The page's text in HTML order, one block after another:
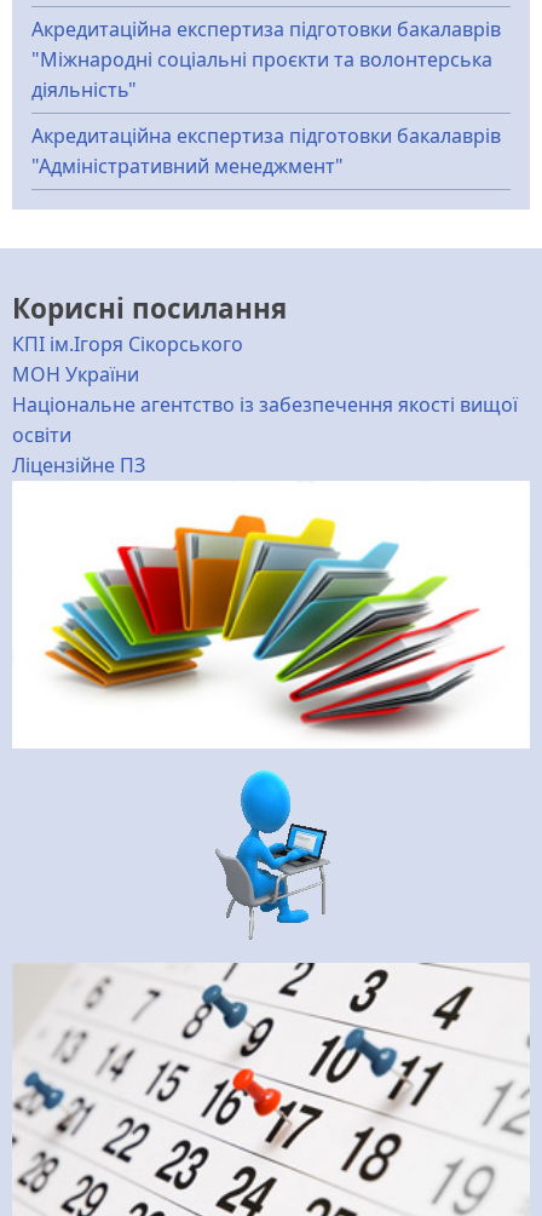
Акредитаційна експертиза підготовки бакалаврів
"Міжнародні соціальні проєкти та волонтерська
діяльність"
Акредитаційна експертиза підготовки бакалаврів
"Адміністративний менеджмент"
Корисні посилання
КПІ ім.Ігоря Сікорського
МОН України
Національне агентство із забезпечення якості вищої
освіти
Ліцензійне ПЗ